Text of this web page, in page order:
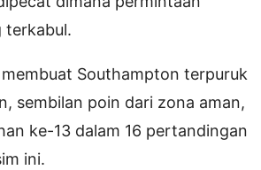
terkabul.
membuat Southampton terpuruk
sembilan poin dari zona aman,
ke-13 dalam 16 pertandingan
ini.